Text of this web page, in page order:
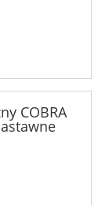
COBRA